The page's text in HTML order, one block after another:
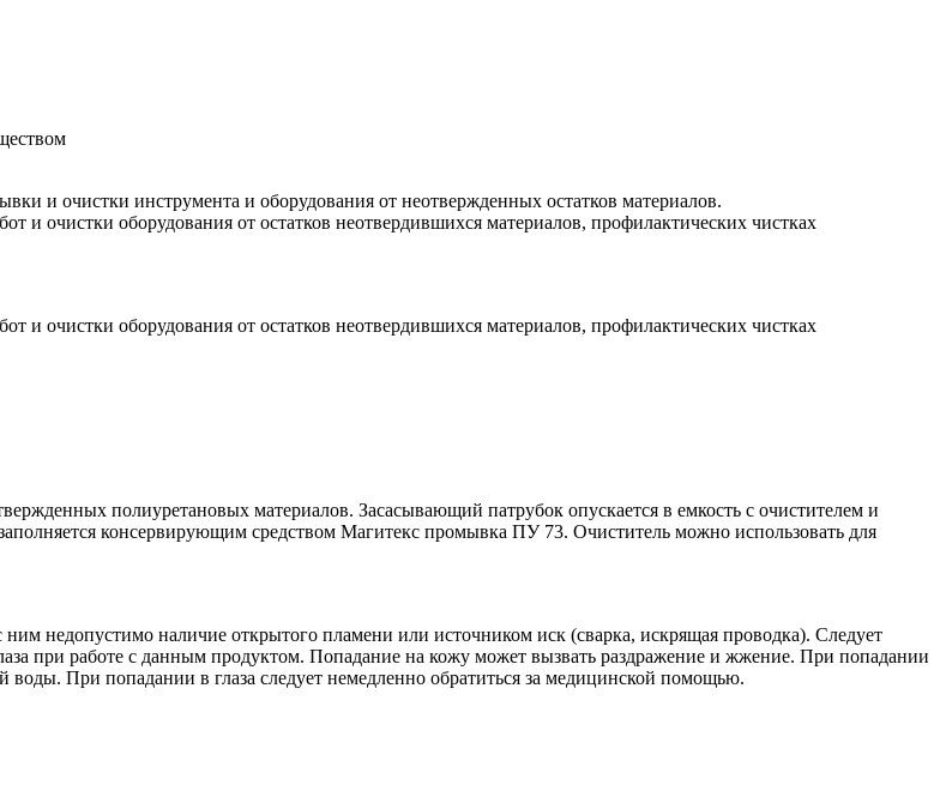
и очистки инструмента и оборудования от неотвержденных остатков материалов.
и очистки оборудования от остатков неотвердившихся материалов, профилактических чистках
и очистки оборудования от остатков неотвердившихся материалов, профилактических чистках
полиуретановых материалов. Засасывающий патрубок опускается в емкость с очистителем и
консервирующим средством Магитекс промывка ПУ 73. Очиститель можно использовать для
недопустимо наличие открытого пламени или источником иск (сварка, искрящая проводка). Следует
при работе с данным продуктом. Попадание на кожу может вызвать раздражение и жжение. При попадании
При попадании в глаза следует немедленно обратиться за медицинской помощью.